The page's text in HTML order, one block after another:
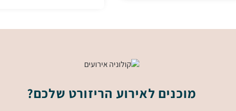
מוכנים לאירוע הריזורט שלכם?